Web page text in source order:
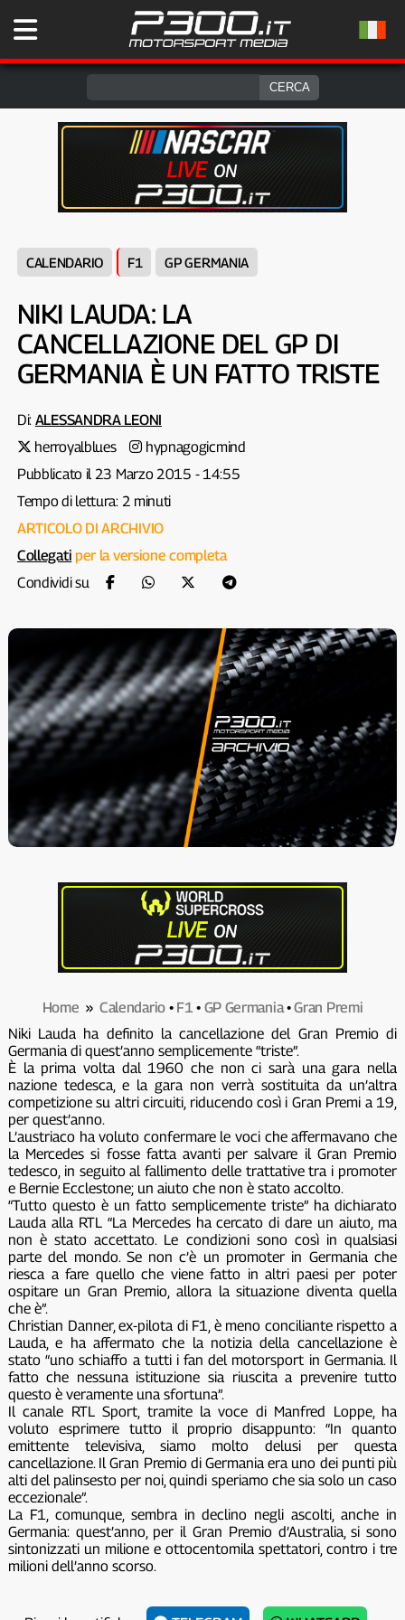
CALENDARIO F1 GP GERMANIA
NIKI LAUDA: LA
CANCELLAZIONE DEL GP DI
GERMANIA È UN FATTO TRISTE
Di: ALESSANDRA LEONI
herroyalblues
hypnagogicmind
Pubblicato il 23 Marzo 2015 - 14:55
Tempo di lettura: 2 minuti
ARTICOLO DI ARCHIVIO
Collegati per la versione completa
Condividi su
Home » Calendario• F1• GP Germania•Gran Premi
Niki Lauda ha definito la cancellazione del Gran Premio di
Germania di quest’anno semplicemente “triste”.
È la prima volta dal 1960 che non ci sarà una gara nella
nazione tedesca, e la gara non verrà sostituita da un’altra
competizione su altri circuiti, riducendo così i Gran Premi a 19,
per quest’anno.
L’austriaco ha voluto confermare le voci che affermavano che
la Mercedes si fosse fatta avanti per salvare il Gran Premio
tedesco, in seguito al fallimento delle trattative tra i promoter
e Bernie Ecclestone; un aiuto che non è stato accolto.
“Tutto questo è un fatto semplicemente triste” ha dichiarato
Lauda alla RTL “La Mercedes ha cercato di dare un aiuto, ma
non è stato accettato. Le condizioni sono così in qualsiasi
parte del mondo. Se non c’è un promoter in Germania che
riesca a fare quello che viene fatto in altri paesi per poter
ospitare un Gran Premio, allora la situazione diventa quella
che è”.
Christian Danner, ex-pilota di F1, è meno conciliante rispetto a
Lauda, e ha affermato che la notizia della cancellazione è
stato “uno schiaffo a tutti i fan del motorsport in Germania. Il
fatto che nessuna istituzione sia riuscita a prevenire tutto
questo è veramente una sfortuna”.
Il canale RTL Sport, tramite la voce di Manfred Loppe, ha
voluto esprimere tutto il proprio disappunto: “In quanto
emittente televisiva, siamo molto delusi per questa
cancellazione. Il Gran Premio di Germania era uno dei punti più
alti del palinsesto per noi, quindi speriamo che sia solo un caso
eccezionale”.
La F1, comunque, sembra in declino negli ascolti, anche in
Germania: quest’anno, per il Gran Premio d’Australia, si sono
sintonizzati un milione e ottocentomila spettatori, contro i tre
milioni dell’anno scorso.